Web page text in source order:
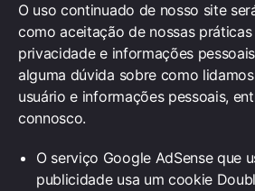
O uso continuado de nosso site
como aceitação de nossas
privacidade e informações
alguma dúvida sobre como
usuário e informações pessoais,
connosco.
O serviço Google AdSense que
publicidade usa um cookie